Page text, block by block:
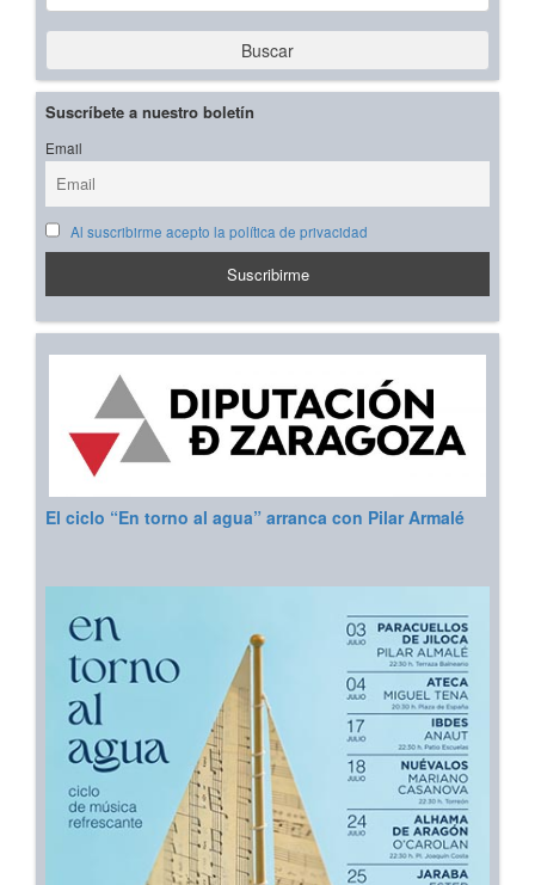
Buscar
Suscríbete a nuestro boletín
Email
Al suscribirme acepto la política de privacidad
El ciclo “En torno al agua” arranca con Pilar Armalé